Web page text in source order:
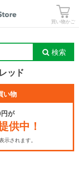
買い物かご
検索
ッド
い物
が
供中！
示されます。